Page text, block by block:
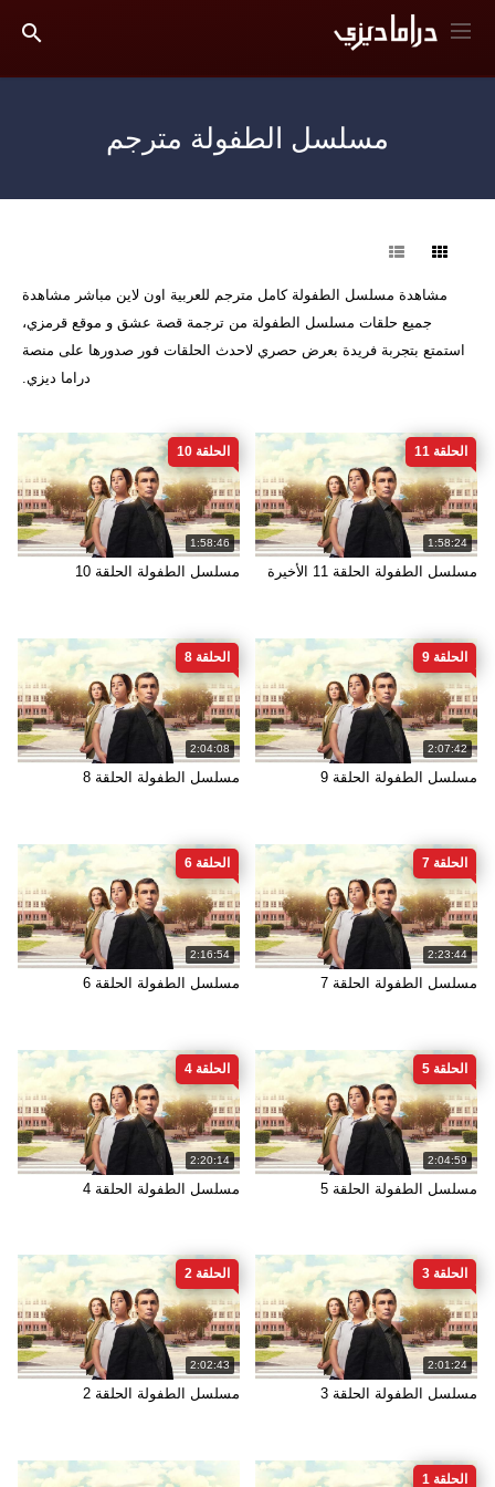
مسلسل الطفولة مترجم
مشاهدة مسلسل الطفولة كامل مترجم للعربية اون لاين مباشر مشاهدة
جميع حلقات مسلسل الطفولة من ترجمة قصة عشق و موقع قرمزي،
استمتع بتجربة فريدة بعرض حصري لاحدث الحلقات فور صدورها على منصة
دراما ديزي.
1:58:24
الحلقة 11
مسلسل الطفولة الحلقة 11 الأخيرة
1:58:46
الحلقة 10
مسلسل الطفولة الحلقة 10
2:07:42
الحلقة 9
مسلسل الطفولة الحلقة 9
2:04:08
الحلقة 8
مسلسل الطفولة الحلقة 8
2:23:44
الحلقة 7
مسلسل الطفولة الحلقة 7
2:16:54
الحلقة 6
مسلسل الطفولة الحلقة 6
2:04:59
الحلقة 5
مسلسل الطفولة الحلقة 5
2:20:14
الحلقة 4
مسلسل الطفولة الحلقة 4
2:01:24
الحلقة 3
مسلسل الطفولة الحلقة 3
2:02:43
الحلقة 2
مسلسل الطفولة الحلقة 2
الحلقة 1